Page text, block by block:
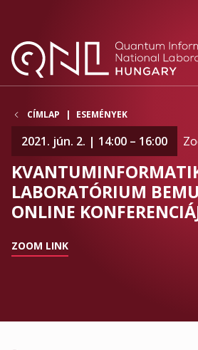
CÍMLAP ESEMÉNYEK
2021. jún. 2. | 14:00 – 16:00
LABORATÓRIUM
ONLINE
ZOOM LINK